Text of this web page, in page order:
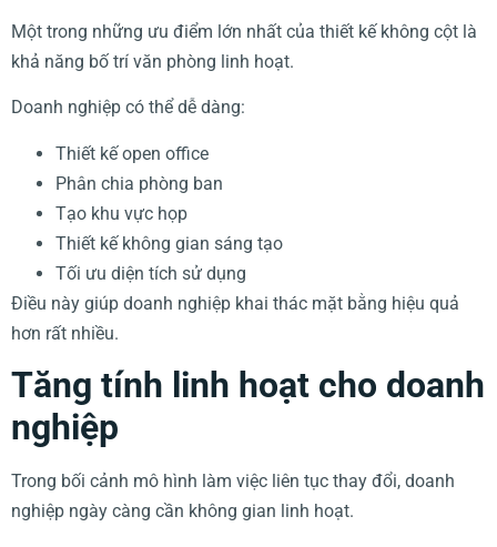
Một trong những ưu điểm lớn nhất của thiết kế không cột là
khả năng bố trí văn phòng linh hoạt.
Doanh nghiệp có thể dễ dàng:
Thiết kế open office
Phân chia phòng ban
Tạo khu vực họp
Thiết kế không gian sáng tạo
Tối ưu diện tích sử dụng
Điều này giúp doanh nghiệp khai thác mặt bằng hiệu quả
hơn rất nhiều.
Tăng tính linh hoạt cho doanh
nghiệp
Trong bối cảnh mô hình làm việc liên tục thay đổi, doanh
nghiệp ngày càng cần không gian linh hoạt.